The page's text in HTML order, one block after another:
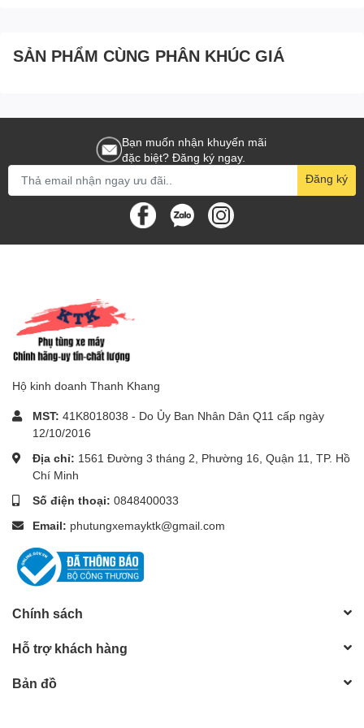
SẢN PHẨM CÙNG PHÂN KHÚC GIÁ
Bạn muốn nhận khuyến mãi
đặc biệt? Đăng ký ngay.
Đăng ký
Hộ kinh doanh Thanh Khang
MST: 41K8018038 - Do Ủy Ban Nhân Dân Q11 cấp ngày
12/10/2016
Địa chỉ: 1561 Đường 3 tháng 2, Phường 16, Quận 11, TP. Hồ
Chí Minh
Số điện thoại: 0848400033
Email: phutungxemayktk@gmail.com
Chính sách
Hỗ trợ khách hàng
Bản đồ